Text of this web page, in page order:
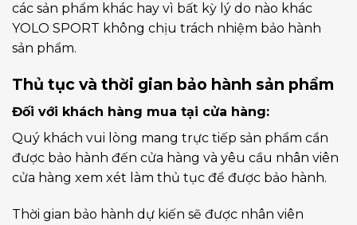
các sản phẩm khác hay vì bất kỳ lý do nào khác
YOLO SPORT không chịu trách nhiệm bảo hành
sản phẩm.
Thủ tục và thời gian bảo hành sản phẩm
Đối với khách hàng mua tại cửa hàng:
Quý khách vui lòng mang trực tiếp sản phẩm cần
được bảo hành đến cửa hàng và yêu cầu nhân viên
cửa hàng xem xét làm thủ tục để được bảo hành.
Thời gian bảo hành dự kiến sẽ được nhân viên